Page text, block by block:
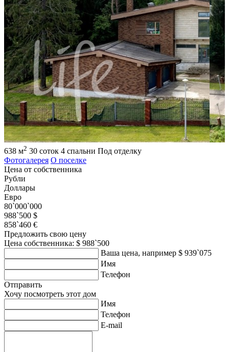
638 м2 30 соток 4 спальни Под отделку
Фотогалерея О поселке
Цена от собственника
Рубли
Доллары
Евро
80`000`000
988`500 $
858`460 €
Предложить свою цену
Цена собственника: $ 988`500
Ваша цена, например $ 939`075
Имя
Телефон
Отправить
Хочу посмотреть этот дом
Имя
Телефон
E-mail